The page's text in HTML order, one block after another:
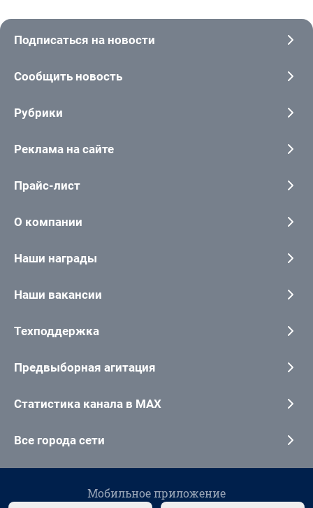
Подписаться на новости
Сообщить новость
Рубрики
Реклама на сайте
Прайс-лист
О компании
Наши награды
Наши вакансии
Техподдержка
Предвыборная агитация
Статистика канала в MAX
Все города сети
Мобильное приложение